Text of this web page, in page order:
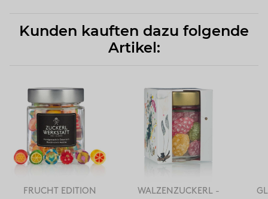
Kunden kauften dazu folgende
Artikel:
FRUCHT EDITION
WALZENZUCKERL -